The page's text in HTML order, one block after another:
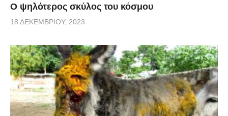
Ο ψηλότερος σκύλος του κόσμου
18 ΔΕΚΕΜΒΡΊΟΥ, 2023